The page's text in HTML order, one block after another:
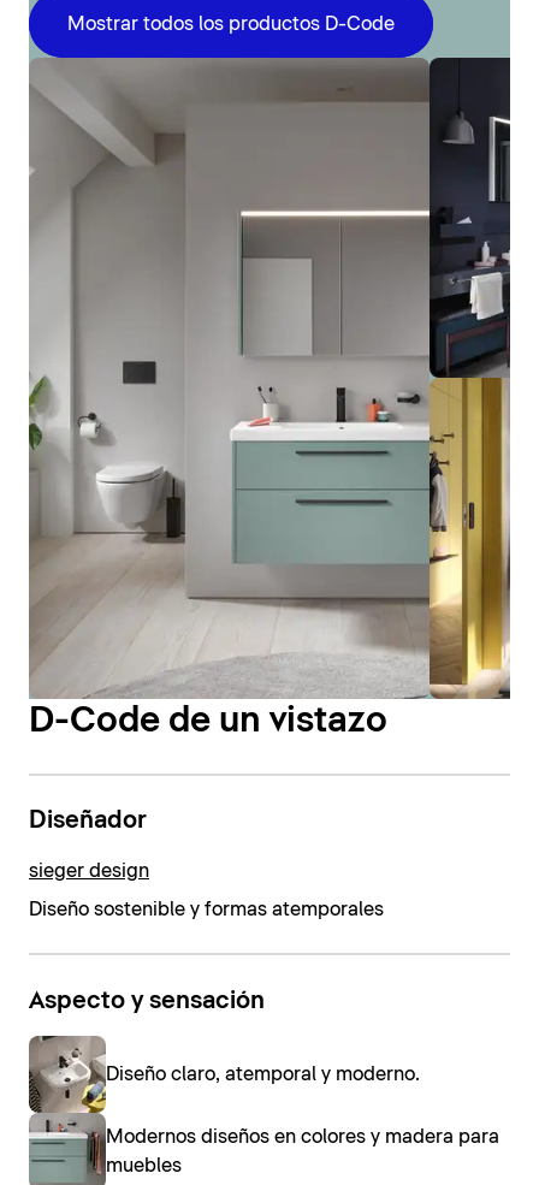
Mostrar todos los productos D-Code
D-Code de un vistazo
Diseñador
sieger design
Diseño sostenible y formas atemporales
Aspecto y sensación
Diseño claro, atemporal y moderno.
Modernos diseños en colores y madera para
muebles